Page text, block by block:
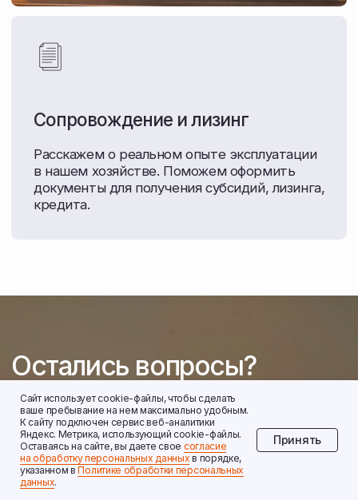
Сайт использует cookie-файлы, чтобы сделать
ваше пребывание на нем максимально удобным.
К cайту подключен сервис веб-аналитики
Яндекс. Метрика, использующий cookie-файлы.
Оставаясь на сайте, вы даете свое согласие
на обработку персональных данных в порядке,
указанном вПолитике обработки персональных
данных.
Принять